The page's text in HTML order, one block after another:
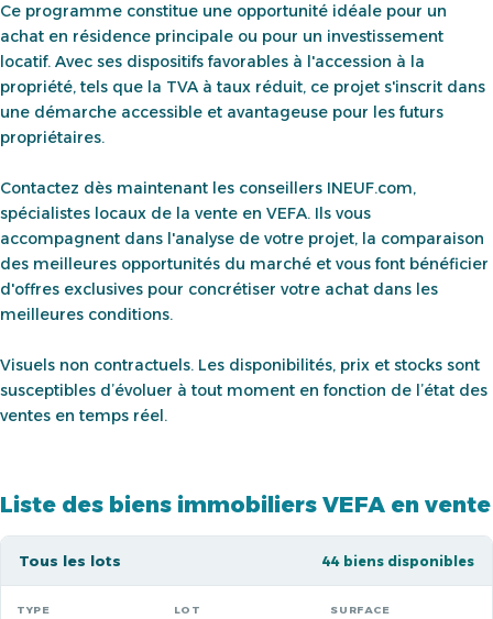
Ce programme constitue une opportunité idéale pour un
achat en résidence principale ou pour un investissement
locatif. Avec ses dispositifs favorables à l'accession à la
propriété, tels que la TVA à taux réduit, ce projet s'inscrit dans
une démarche accessible et avantageuse pour les futurs
propriétaires.
Contactez dès maintenant les conseillers INEUF.com,
spécialistes locaux de la vente en VEFA. Ils vous
accompagnent dans l'analyse de votre projet, la comparaison
des meilleures opportunités du marché et vous font bénéficier
d'offres exclusives pour concrétiser votre achat dans les
meilleures conditions.
Visuels non contractuels. Les disponibilités, prix et stocks sont
susceptibles d’évoluer à tout moment en fonction de l’état des
ventes en temps réel.
Liste des biens immobiliers VEFA en vente
Tous les lots 44 biens disponibles